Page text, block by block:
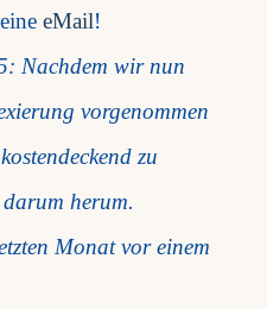
eMail!
Nachdem wir nun
vorgenommen
zu
herum.
Monat vor einem